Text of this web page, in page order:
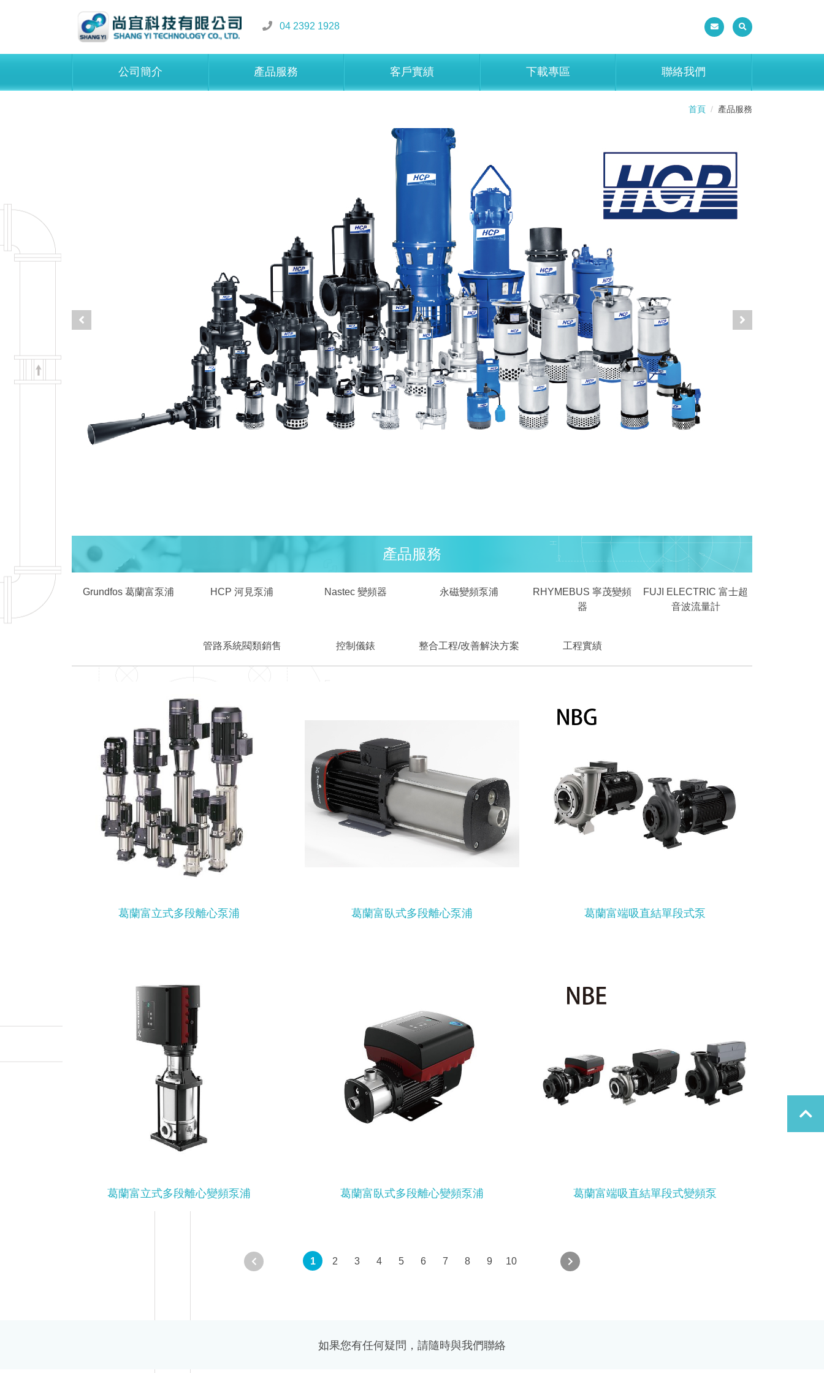
首頁 產品服務
產品服務
Grundfos 葛蘭富泵浦 HCP 河見泵浦 Nastec 變頻器 永磁變頻泵浦
RHYMEBUS 寧茂變頻
器
FUJI ELECTRIC 富士超
音波流量計
管路系統閥類銷售 控制儀錶 整合工程/改善解決方案 工程實績
葛蘭富立式多段離心泵浦 葛蘭富臥式多段離心泵浦 葛蘭富端吸直結單段式泵
葛蘭富立式多段離心變頻泵浦 葛蘭富臥式多段離心變頻泵浦 葛蘭富端吸直結單段式變頻泵
1 2 3 4 5 6 7 8 9 10
如果您有任何疑問，請隨時與我們聯絡
04 2392 1928
公司簡介 產品服務 客戶實績 下載專區 聯絡我們